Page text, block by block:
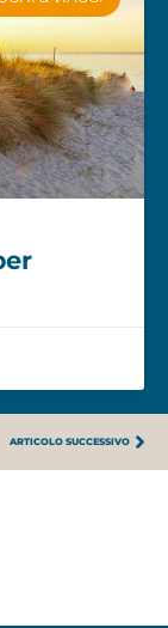
ARTICOLO SUCCESSIVO